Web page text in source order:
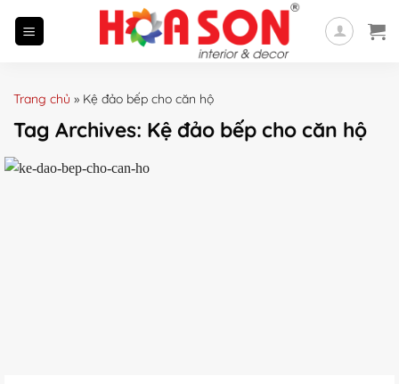
Trang chủ » Kệ đảo bếp cho căn hộ
Tag Archives: Kệ đảo bếp cho căn hộ